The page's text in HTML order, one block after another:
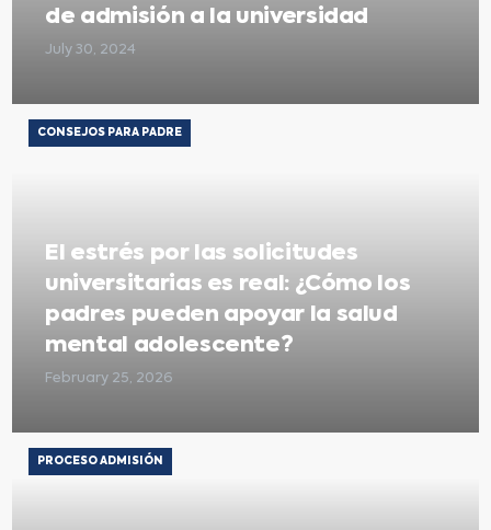
de admisión a la universidad
July 30, 2024
El estrés por las solicitudes
universitarias es real: ¿Cómo los
padres pueden apoyar la salud
mental adolescente?
February 25, 2026
CONSEJOS PARA PADRE
PROCESO ADMISIÓN